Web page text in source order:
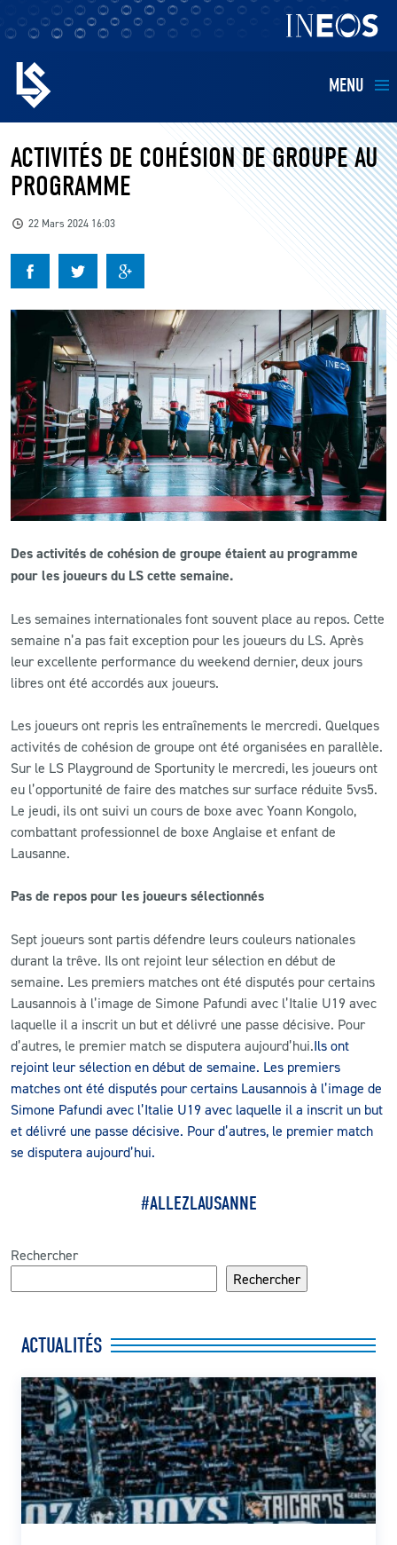
MENU
EQUIPES
BILLETTERIE
KIDS
BUSINESS
RESTAURATION
CLUB
CONTACT
LS E-SHOP
LS ACADEMY CAMPS
MATCH DES CELEBRITES
PRESSE ET MEDIAS
ACTIVITÉS DE COHÉSION DE GROUPE AU
PROGRAMME
22 Mars 2024 16:03
Des activités de cohésion de groupe étaient au programme
pour les joueurs du LS cette semaine.
Les semaines internationales font souvent place au repos. Cette
semaine n’a pas fait exception pour les joueurs du LS. Après
leur excellente performance du weekend dernier, deux jours
libres ont été accordés aux joueurs.
Les joueurs ont repris les entraînements le mercredi. Quelques
activités de cohésion de groupe ont été organisées en parallèle.
Sur le LS Playground de Sportunity le mercredi, les joueurs ont
eu l’opportunité de faire des matches sur surface réduite 5vs5.
Le jeudi, ils ont suivi un cours de boxe avec Yoann Kongolo,
combattant professionnel de boxe Anglaise et enfant de
Lausanne.
Pas de repos pour les joueurs sélectionnés
Sept joueurs sont partis défendre leurs couleurs nationales
durant la trêve. Ils ont rejoint leur sélection en début de
semaine. Les premiers matches ont été disputés pour certains
Lausannois à l’image de Simone Pafundi avec l’Italie U19 avec
laquelle il a inscrit un but et délivré une passe décisive. Pour
d’autres, le premier match se disputera aujourd’hui.Ils ont
rejoint leur sélection en début de semaine. Les premiers
matches ont été disputés pour certains Lausannois à l’image de
Simone Pafundi avec l’Italie U19 avec laquelle il a inscrit un but
et délivré une passe décisive. Pour d’autres, le premier match
se disputera aujourd’hui.
#ALLEZLAUSANNE
Rechercher
Rechercher
ACTUALITÉS